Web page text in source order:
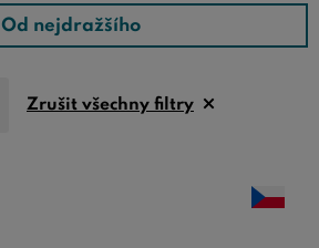
Od nejdražšího
Zrušit všechny filtry